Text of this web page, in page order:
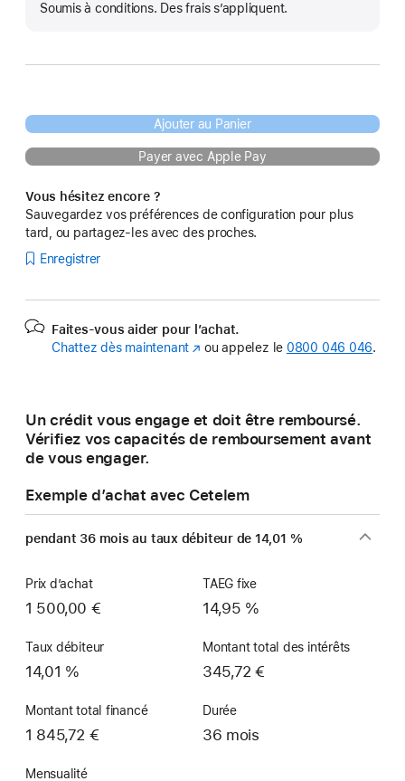
Soumis à conditions. Des frais s’appliquent.
Ajouter au Panier
Payer avec Apple Pay
Vous hésitez encore ?
Sauvegardez vos préférences de configuration pour plus
tard, ou partagez-les avec des proches.
Enregistrer
Faites-vous aider pour l’achat.
Chattez dès maintenant (s’ouvre
fenêtre)
ou appelez le 0800 046 046.
Un crédit vous engage et doit être remboursé.
Vérifiez vos capacités de remboursement avant
de vous engager.
Exemple d’achat avec Cetelem
pendant 36 mois au taux débiteur de 14,01 %
Prix d’achat
1 500,00 €
TAEG fixe
14,95 %
Taux débiteur
14,01 %
Montant total des intérêts
345,72 €
Montant total financé
1 845,72 €
Durée
36 mois
Mensualité